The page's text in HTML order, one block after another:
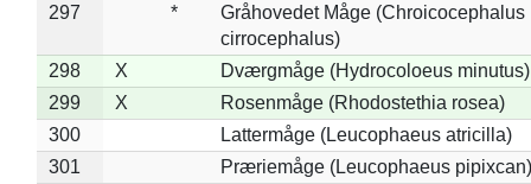
297
*
Gråhovedet Måge (Chroicocephalus
cirrocephalus)
298
X
Dværgmåge (Hydrocoloeus minutus)
299
X
Rosenmåge (Rhodostethia rosea)
300
Lattermåge (Leucophaeus atricilla)
301
Præriemåge (Leucophaeus pipixcan)